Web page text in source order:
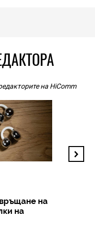
на HiComm
на
на